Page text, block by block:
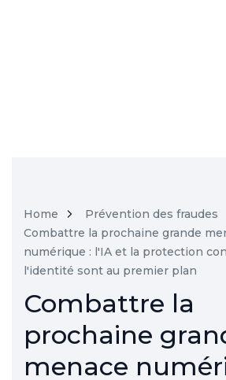
Home
Prévention des fraudes
Combattre la prochaine grande
numérique : l'IA et la protection
l'identité sont au premier plan
Combattre la
prochaine
menace